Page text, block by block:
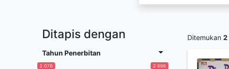
Ditapis dengan
Tahun Penerbitan
1 078 2 996
Ditemukan 2